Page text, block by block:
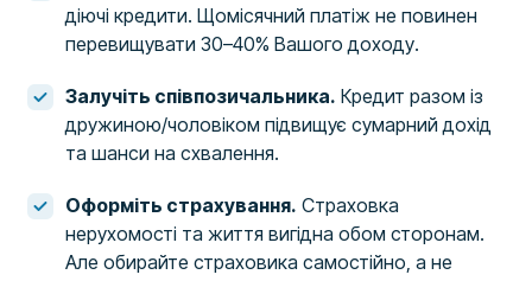
діючі кредити. Щомісячний платіж не повинен
перевищувати 30–40% Вашого доходу.
Залучіть співпозичальника. Кредит разом із
дружиною/чоловіком підвищує сумарний дохід
та шанси на схвалення.
Оформіть страхування. Страховка
нерухомості та життя вигідна обом сторонам.
Але обирайте страховика самостійно, а не